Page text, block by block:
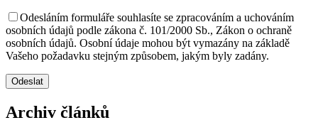
Odesláním formuláře souhlasíte se zpracováním a uchováním
osobních údajů podle zákona č. 101/2000 Sb., Zákon o ochraně
osobních údajů. Osobní údaje mohou být vymazány na základě
Vašeho požadavku stejným způsobem, jakým byly zadány.
Archiv článků